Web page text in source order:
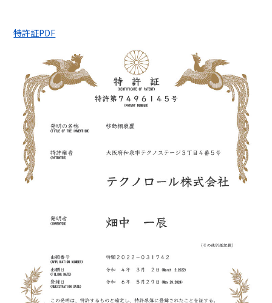
特許証PDF